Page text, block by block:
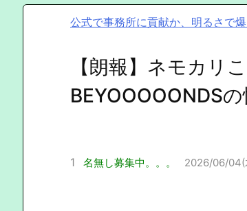
公式で事務所に貢献か、明るさで
【朗報】ネモカリ
BEYOOOOONDS
1 名無し募集中。。。 2026/06/04(